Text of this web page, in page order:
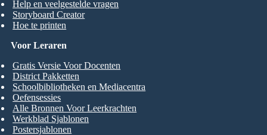
Help en veelgestelde vragen
Storyboard Creator
Hoe te printen
Voor Leraren
Gratis Versie Voor Docenten
District Pakketten
Schoolbibliotheken en Mediacentra
Oefensessies
Alle Bronnen Voor Leerkrachten
Werkblad Sjablonen
Postersjablonen